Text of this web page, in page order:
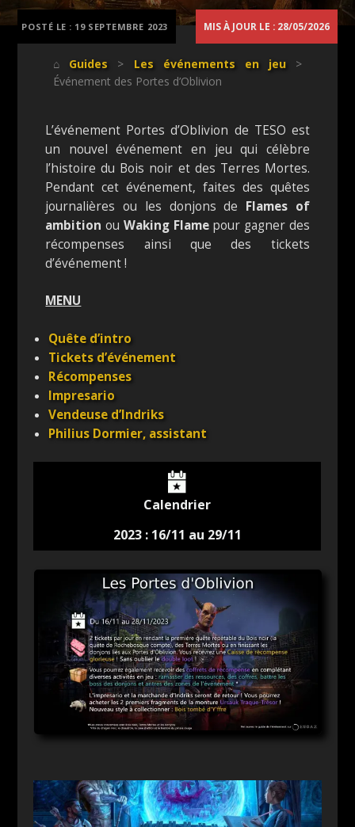
MIS À JOUR LE : 28/05/2026
⌂ Guides > Les événements en jeu>
Événement des Portes d’Oblivion
L’événement Portes d’Oblivion de TESO est
un nouvel événement en jeu qui célèbre
l’histoire du Bois noir et des Terres Mortes.
Pendant cet événement, faites des quêtes
journalières ou les donjons de Flames of
ambition ou Waking Flamepour gagner des
récompenses ainsi que des tickets
d’événement !
MENU
Quête d’intro
Tickets d’événement
Récompenses
Impresario
Vendeuse d’Indriks
Philius Dormier, assistant
Calendrier
2023 : 16/11 au 29/11
POSTÉ LE : 19 SEPTEMBRE 2023